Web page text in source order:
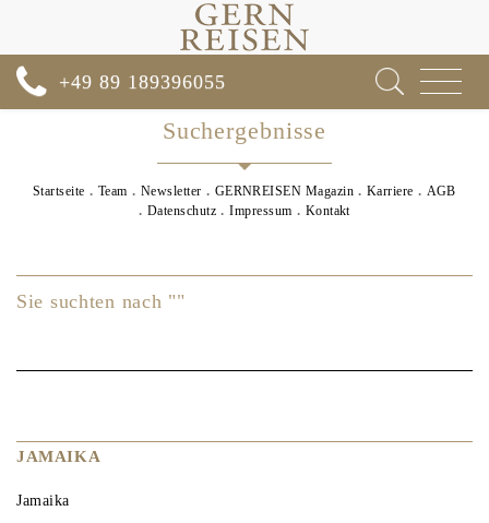
Toggle
+49 89 189396055
Suchergebnisse
Startseite Team Newsletter GERNREISEN Magazin Karriere
AGB
Datenschutz
Impressum Kontakt
Sie suchten nach ""
JAMAIKA
Jamaika